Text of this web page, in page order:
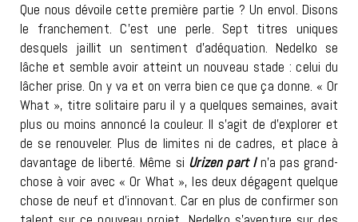
Que nous dévoile cette première partie ? Un envol. Disons
le franchement. C’est une perle. Sept titres uniques
desquels jaillit un sentiment d’adéquation. Nedelko se
lâche et semble avoir atteint un nouveau stade : celui du
lâcher prise. On y va et on verra bien ce que ça donne. « Or
What », titre solitaire paru il y a quelques semaines, avait
plus ou moins annoncé la couleur. Il s’agit de d’explorer et
de se renouveler. Plus de limites ni de cadres, et place à
davantage de liberté. Même si Urizen part In’a pas grand-
chose à voir avec « Or What », les deux dégagent quelque
chose de neuf et d’innovant. Car en plus de confirmer son